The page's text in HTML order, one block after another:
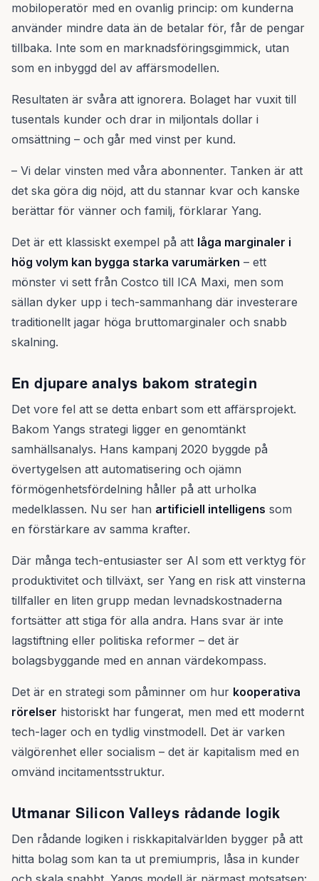
mobiloperatör med en ovanlig princip: om kunderna
använder mindre data än de betalar för, får de pengar
tillbaka. Inte som en marknadsföringsgimmick, utan
som en inbyggd del av affärsmodellen.
Resultaten är svåra att ignorera. Bolaget har vuxit till
tusentals kunder och drar in miljontals dollar i
omsättning – och går med vinst per kund.
– Vi delar vinsten med våra abonnenter. Tanken är att
det ska göra dig nöjd, att du stannar kvar och kanske
berättar för vänner och familj, förklarar Yang.
Det är ett klassiskt exempel på att låga marginaler i
hög volym kan bygga starka varumärken – ett
mönster vi sett från Costco till ICA Maxi, men som
sällan dyker upp i tech-sammanhang där investerare
traditionellt jagar höga bruttomarginaler och snabb
skalning.
En djupare analys bakom strategin
Det vore fel att se detta enbart som ett affärsprojekt.
Bakom Yangs strategi ligger en genomtänkt
samhällsanalys. Hans kampanj 2020 byggde på
övertygelsen att automatisering och ojämn
förmögenhetsfördelning håller på att urholka
medelklassen. Nu ser han artificiell intelligens som
en förstärkare av samma krafter.
Där många tech-entusiaster ser AI som ett verktyg för
produktivitet och tillväxt, ser Yang en risk att vinsterna
tillfaller en liten grupp medan levnadskostnaderna
fortsätter att stiga för alla andra. Hans svar är inte
lagstiftning eller politiska reformer – det är
bolagsbyggande med en annan värdekompass.
Det är en strategi som påminner om hur kooperativa
rörelser historiskt har fungerat, men med ett modernt
tech-lager och en tydlig vinstmodell. Det är varken
välgörenhet eller socialism – det är kapitalism med en
omvänd incitamentsstruktur.
Utmanar Silicon Valleys rådande logik
Den rådande logiken i riskkapitalvärlden bygger på att
hitta bolag som kan ta ut premiumpris, låsa in kunder